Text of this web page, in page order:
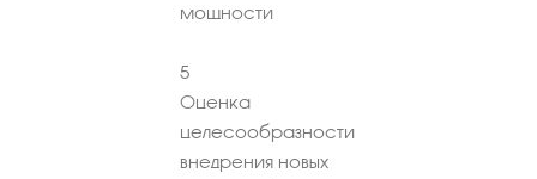
мощности
5
Оценка
целесообразности
внедрения новых